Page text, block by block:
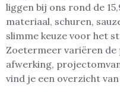
liggen bij ons rond de
materiaal, schuren,
slimme keuze voor het
Zoetermeer variëren de
afwerking,
vind je een overzicht